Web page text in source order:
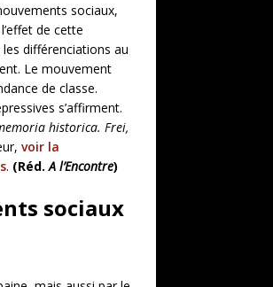
sociaux,
de cette
différenciations au
Le mouvement
de classe.
s’affirment.
historica. Frei,
voir la
. (Réd.A l’Encontre)
sociaux